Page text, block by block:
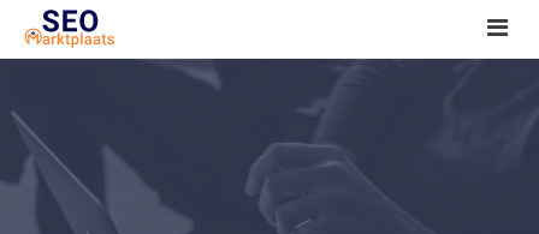
SEO tools reviews
Marketeer bij jou in de buurt?
Offerte
1. Seo voor beginners +